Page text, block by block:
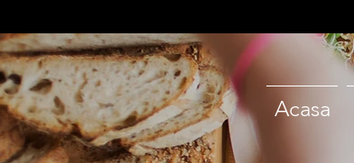
Acasa